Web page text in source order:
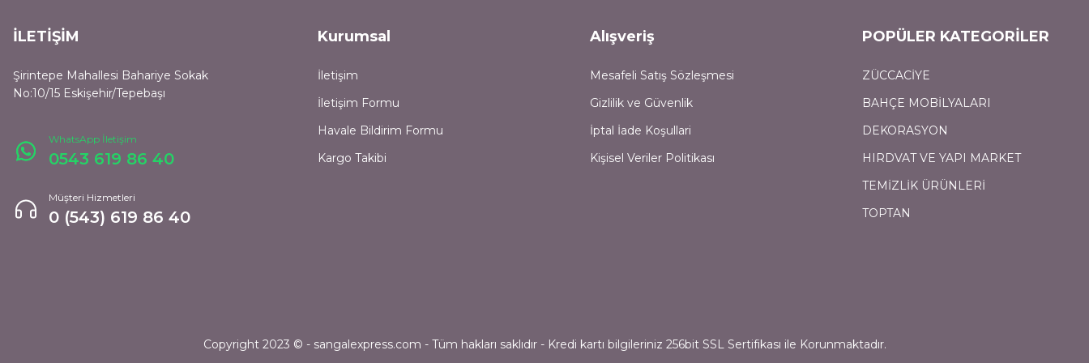
İLETİŞİM
Şirintepe Mahallesi Bahariye Sokak
No:10/15 Eskişehir/Tepebaşı
WhatsApp İletişim
0543 619 86 40
Müşteri Hizmetleri
0 (543) 619 86 40
Kurumsal
İletişim
İletişim Formu
Havale Bildirim Formu
Kargo Takibi
Alışveriş
Mesafeli Satış Sözleşmesi
Gizlilik ve Güvenlik
İptal İade Koşullari
Kişisel Veriler Politikası
POPÜLER KATEGORİLER
ZÜCCACİYE
BAHÇE MOBİLYALARI
DEKORASYON
HIRDVAT VE YAPI MARKET
TEMİZLİK ÜRÜNLERİ
TOPTAN
Copyright 2023 © - sangalexpress.com - Tüm hakları saklıdır - Kredi kartı bilgileriniz 256bit SSL Sertifikası ile Korunmaktadır.